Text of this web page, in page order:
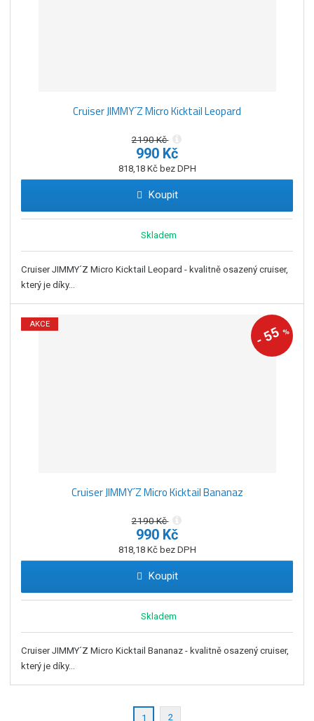
Cruiser JIMMY´Z Micro Kicktail Leopard
2190 Kč
990 Kč
818,18 Kč bez DPH
Koupit
Skladem
Cruiser JIMMY´Z Micro Kicktail Leopard - kvalitně osazený cruiser,
který je díky...
-
55%
AKCE
Cruiser JIMMY´Z Micro Kicktail Bananaz
2190 Kč
990 Kč
818,18 Kč bez DPH
Koupit
Skladem
Cruiser JIMMY´Z Micro Kicktail Bananaz - kvalitně osazený cruiser,
který je díky...
1 2